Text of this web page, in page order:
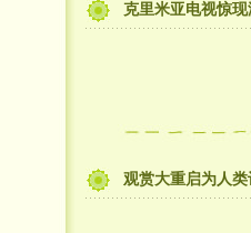
克里米亚电视惊
观赏大重启为人